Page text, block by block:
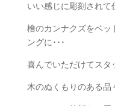
いい感じに彫刻されて
檜のカンナクズをベッ
ングに･･･
喜んでいただけてスタ
木のぬくもりのある品